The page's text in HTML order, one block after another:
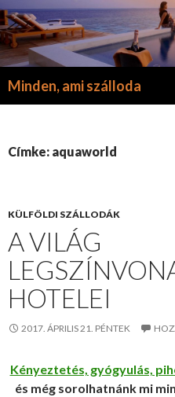
Minden, ami szálloda
Címke: aquaworld
KÜLFÖLDI SZÁLLODÁK
A VILÁG
HOTELEI
2017. ÁPRILIS 21. PÉNTEK
Kényeztetés, gyógyulás,
és még sorolhatnánk mi